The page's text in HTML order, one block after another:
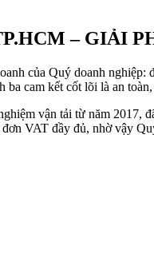
– GIẢI
của Quý doanh
cam kết cốt lõi là an
vận tải từ năm
VAT đầy đủ, nhờ vậy